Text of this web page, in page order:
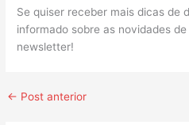
Se quiser receber mais dicas de
informado sobre as novidades
newsletter!
← Post anterior